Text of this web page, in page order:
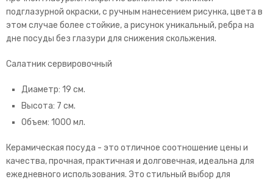
подглазурной окраски, с ручным нанесением рисунка, цвета в
этом случае более стойкие, а рисунок уникальный, ребра на
дне посуды без глазури для снижения скольжения.
Салатник сервировочный
Диаметр: 19 см.
Высота: 7 см.
Объем: 1000 мл.
Керамическая посуда - это отличное соотношение цены и
качества, прочная, практичная и долговечная, идеальна для
ежедневного использования. Это стильный выбор для